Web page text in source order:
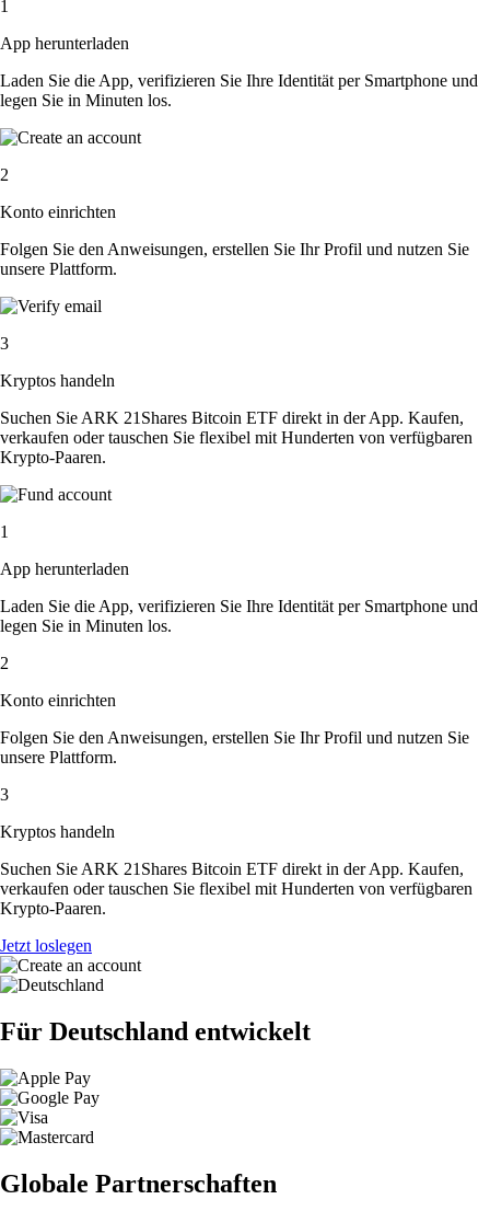
1
App herunterladen
Laden Sie die App, verifizieren Sie Ihre Identität per Smartphone und
legen Sie in Minuten los.
2
Konto einrichten
Folgen Sie den Anweisungen, erstellen Sie Ihr Profil und nutzen Sie
unsere Plattform.
3
Kryptos handeln
Suchen Sie ARK 21Shares Bitcoin ETF direkt in der App. Kaufen,
verkaufen oder tauschen Sie flexibel mit Hunderten von verfügbaren
Krypto-Paaren.
1
App herunterladen
Laden Sie die App, verifizieren Sie Ihre Identität per Smartphone und
legen Sie in Minuten los.
2
Konto einrichten
Folgen Sie den Anweisungen, erstellen Sie Ihr Profil und nutzen Sie
unsere Plattform.
3
Kryptos handeln
Suchen Sie ARK 21Shares Bitcoin ETF direkt in der App. Kaufen,
verkaufen oder tauschen Sie flexibel mit Hunderten von verfügbaren
Krypto-Paaren.
Jetzt loslegen
Für Deutschland entwickelt
Globale Partnerschaften